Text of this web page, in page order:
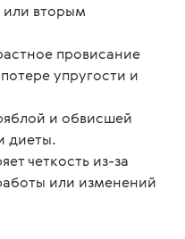
вторым
провисание
упругости и
и обвисшей
диеты.
четкость из-за
или изменений